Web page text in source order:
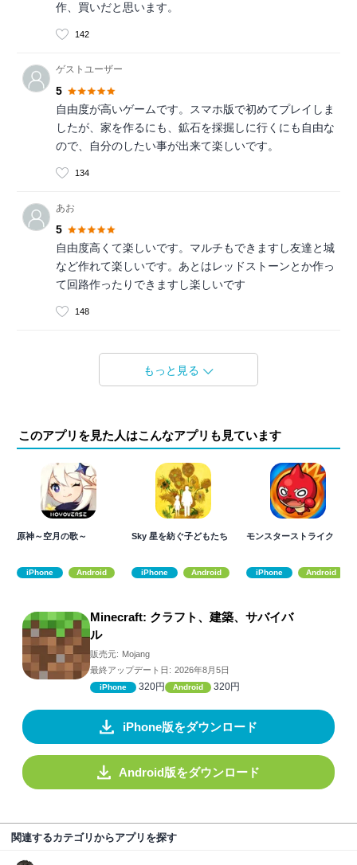
作、買いだと思います。
142
ゲストユーザー
5
自由度が高いゲームです。スマホ版で初めてプレイしま
したが、家を作るにも、鉱石を採掘しに行くにも自由な
ので、自分のしたい事が出来て楽しいです。
134
あお
5
自由度高くて楽しいです。マルチもできますし友達と城
など作れて楽しいです。あとはレッドストーンとか作っ
て回路作ったりできますし楽しいです
148
もっと見る
このアプリを見た人はこんなアプリも見ています
原神～空月の歌～
iPhone Android
Sky 星を紡ぐ子どもたち
iPhone Android
モンスターストライク
iPhone Android
Minecraft: クラフト、建築、サバイバ
ル
販売元: Mojang
最終アップデート日: 2026年8月5日
iPhone 320円 Android 320円
iPhone版をダウンロード
Android版をダウンロード
関連するカテゴリからアプリを探す